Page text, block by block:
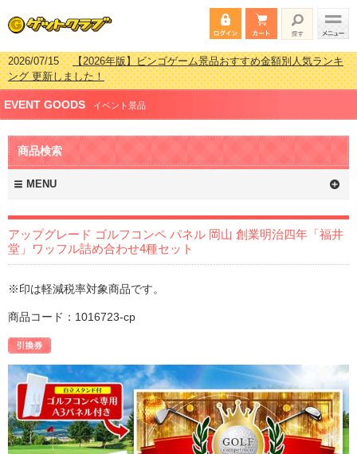
2026/07/15【2026年版】ビンゴゲーム景品おすすめ金額別人気ランキ
ング 更新しました！
2026/04/03【2026年版】ゴルフコンペ景品 3000円未満［2000円～
2999円編］もらってうれしい人気ラ…
2026/02/16【2026年版】結婚式の二次会で貰って嬉しい景品とは？ 更
新しました！
2026/02/03
2999円編］もらってうれしい人気ラ…
EVENT GOODS イベント景品
商品検索
MENU
アップグレード ゴルフコンペ パネル 岡山 創業明治四年「福井
堂」ワッフル詰め合わせ4種セット
※印は軽減税率対象商品です。
商品コード：1016723-cp